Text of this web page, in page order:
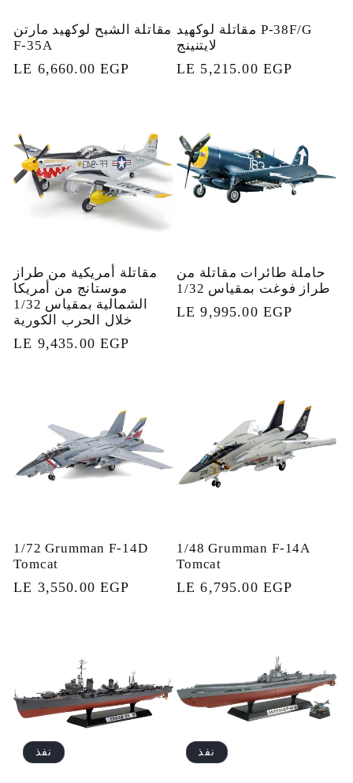
مقاتلة الشبح لوكهيد مارتن
F-35A
السعر
LE 6,660.00 EGP
مقاتلة لوكهيد P-38F/G
لايتنينج
السعر
LE 5,215.00 EGP
مقاتلة أمريكية من طراز
موستانج من أمريكا
الشمالية بمقياس 1/32
خلال الحرب الكورية
السعر
LE 9,435.00 EGP
حاملة طائرات مقاتلة من
طراز فوغت بمقياس 1/32
السعر
LE 9,995.00 EGP
1/72 Grumman F-14D
Tomcat
السعر
LE 3,550.00 EGP
1/48 Grumman F-14A
Tomcat
السعر
LE 6,795.00 EGP
نفذ نفذ